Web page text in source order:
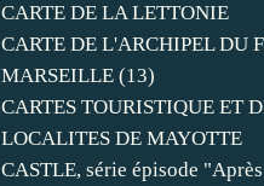
CARTE DE LA LETTONIE
CARTE DE L'ARCHIPEL DU
MARSEILLE (13)
CARTES TOURISTIQUE ET
LOCALITES DE MAYOTTE
CASTLE, série épisode